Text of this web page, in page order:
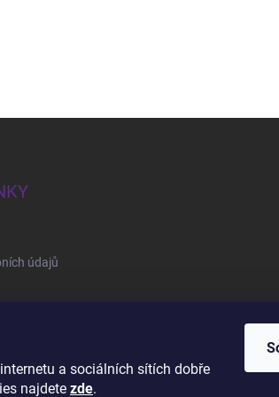
a sociálních sítích dobře
najdete zde.
údajů
Nehtové Kurzy Hradec - profesní kurzy